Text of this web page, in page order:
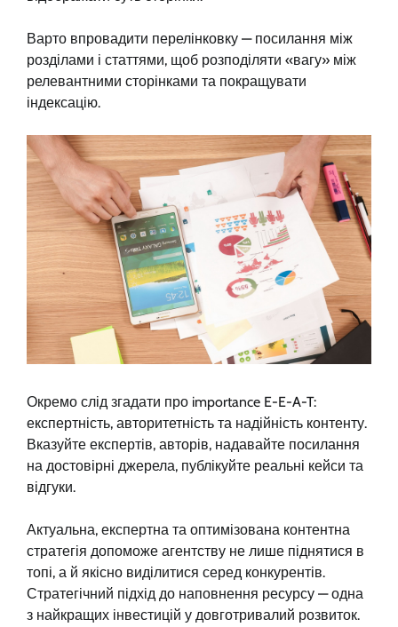
Варто впровадити перелінковку — посилання між
розділами і статтями, щоб розподіляти «вагу» між
релевантними сторінками та покращувати
індексацію.
Окремо слід згадати про importance E-E-A-T:
експертність, авторитетність та надійність контенту.
Вказуйте експертів, авторів, надавайте посилання
на достовірні джерела, публікуйте реальні кейси та
відгуки.
Актуальна, експертна та оптимізована контентна
стратегія допоможе агентству не лише піднятися в
топі, а й якісно виділитися серед конкурентів.
Стратегічний підхід до наповнення ресурсу — одна
з найкращих інвестицій у довготривалий розвиток.